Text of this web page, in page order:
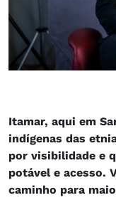
Itamar, aqui em
indígenas das
por visibilidade e
potável e acesso.
caminho para